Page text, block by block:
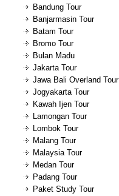
Bandung Tour
Banjarmasin Tour
Batam Tour
Bromo Tour
Bulan Madu
Jakarta Tour
Jawa Bali Overland Tour
Jogyakarta Tour
Kawah Ijen Tour
Lamongan Tour
Lombok Tour
Malang Tour
Malaysia Tour
Medan Tour
Padang Tour
Paket Study Tour